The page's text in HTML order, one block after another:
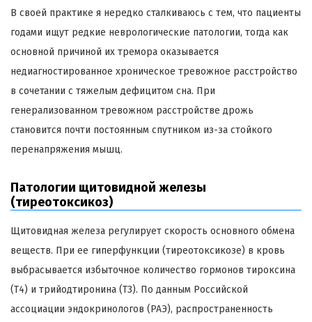
В своей практике я нередко сталкиваюсь с тем, что пациенты
годами ищут редкие неврологические патологии, тогда как
основной причиной их тремора оказывается
недиагностированное хроническое тревожное расстройство
в сочетании с тяжелым дефицитом сна. При
генерализованном тревожном расстройстве дрожь
становится почти постоянным спутником из-за стойкого
перенапряжения мышц.
Патологии щитовидной железы
(тиреотоксикоз)
Щитовидная железа регулирует скорость основного обмена
веществ. При ее гиперфункции (тиреотоксикозе) в кровь
выбрасывается избыточное количество гормонов тироксина
(Т4) и трийодтиронина (Т3). По данным Российской
ассоциации эндокринологов (РАЭ), распространенность